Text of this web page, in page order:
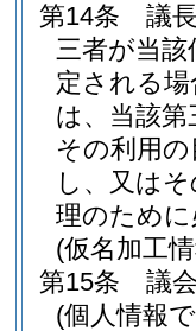
第14条
議
三者が当
定される
は、当該
その利用
し、又は
理のため
(仮名加工
第15条
議
(個人情報